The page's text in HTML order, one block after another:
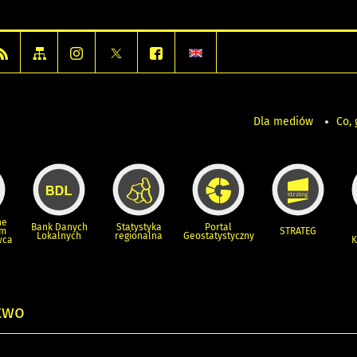
Dla mediów Co,
Bank Danych
Lokalnych
Statystyka
regionalna
Portal
Geostatystyczny STRATEG